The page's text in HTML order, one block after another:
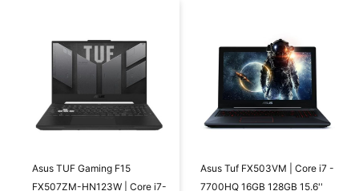
Asus TUF Gaming F15
FX507ZM-HN123W | Core i7-
Asus Tuf FX503VM | Core i7 -
7700HQ 16GB 128GB 15.6''